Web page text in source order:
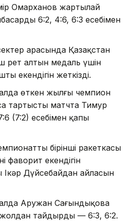
Омарханов жартылай
6:2, 4:6, 6:3 есебімен
арасында Қазақстан
рет алтын медаль үшін
екендігін жеткізді.
өткен жылғы чемпион
тартысты матчта Тимур
(7:2) есебімен қапы
бірінші ракеткасы
фаворит екендігін
Дүйсебайдан айласын
Аружан Сағындықова
тайдырды — 6:3, 6:2.